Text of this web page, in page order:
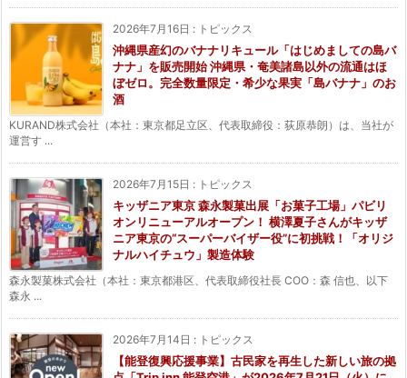
2026年7月16日 : トピックス
沖縄県産幻のバナナリキュール「はじめましての島バ
ナナ」を販売開始 沖縄県・奄美諸島以外の流通はほ
ぼゼロ。完全数量限定・希少な果実「島バナナ」のお
酒
KURAND株式会社（本社：東京都足立区、代表取締役：荻原恭朗）は、当社が
運営す ...
2026年7月15日 : トピックス
キッザニア東京 森永製菓出展「お菓子工場」パビリ
オンリニューアルオープン！ 横澤夏子さんがキッザ
ニア東京の“スーパーバイザー役”に初挑戦！「オリジ
ナルハイチュウ」製造体験
森永製菓株式会社（本社：東京都港区、代表取締役社長 COO：森 信也、以下
森永 ...
2026年7月14日 : トピックス
【能登復興応援事業】古民家を再生した新しい旅の拠